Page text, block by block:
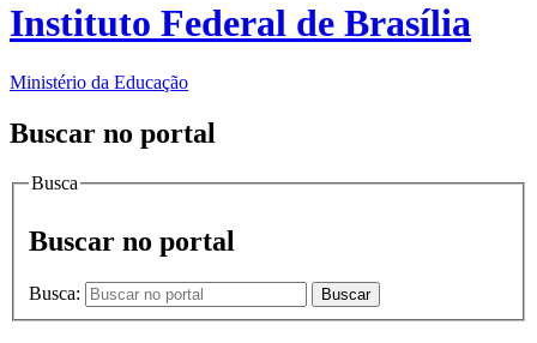
Instituto Federal de Brasília
Ministério da Educação
Buscar no portal
Busca
Buscar no portal
Busca: Buscar